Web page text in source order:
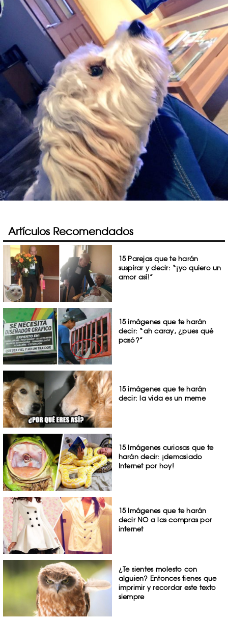
Artículos Recomendados
15 Parejas que te harán
suspirar y decir: “¡yo quiero un
amor así!”
15 imágenes que te harán
decir: “ah caray, ¿pues qué
pasó?”
15 imágenes que te harán
decir: la vida es un meme
15 Imágenes curiosas que te
harán decir: ¡demasiado
Internet por hoy!
15 Imágenes que te harán
decir NO a las compras por
internet
¿Te sientes molesto con
alguien? Entonces tienes que
imprimir y recordar este texto
siempre